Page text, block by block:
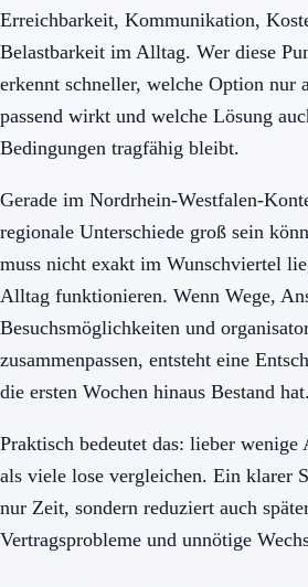
Erreichbarkeit, Kommunikation,
Belastbarkeit im Alltag. Wer diese
erkennt schneller, welche Option nur
passend wirkt und welche Lösung
Bedingungen tragfähig bleibt.
Gerade im Nordrhein-Westfalen-
regionale Unterschiede groß sein
muss nicht exakt im Wunschviertel
Alltag funktionieren. Wenn Wege,
Besuchsmöglichkeiten und
zusammenpassen, entsteht eine
die ersten Wochen hinaus Bestand hat.
Praktisch bedeutet das: lieber wenige
als viele lose vergleichen. Ein klarer
nur Zeit, sondern reduziert auch
Vertragsprobleme und unnötige